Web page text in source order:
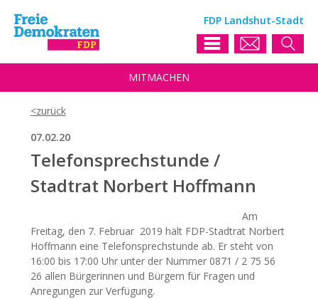
FDP Landshut-Stadt
MITMACHEN
07.02.20
Telefonsprechstunde /
Stadtrat Norbert Hoffmann
Am
Freitag, den 7. Februar 2019 hält FDP-Stadtrat Norbert
Hoffmann eine Telefonsprechstunde ab. Er steht von
16:00 bis 17:00 Uhr unter der Nummer 0871 / 2 75 56
26 allen Bürgerinnen und Bürgern für Fragen und
Anregungen zur Verfügung.